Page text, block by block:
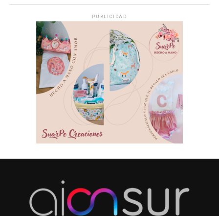
PUBLICIDAD